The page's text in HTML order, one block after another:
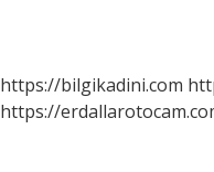
https://bilgikadini.com
https://